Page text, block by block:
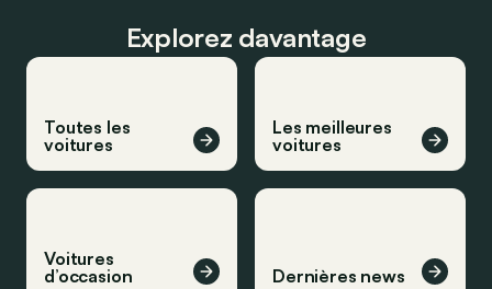
Explorez davantage
Toutes les
voitures
Les meilleures
voitures
Voitures
d’occasion
Dernières news